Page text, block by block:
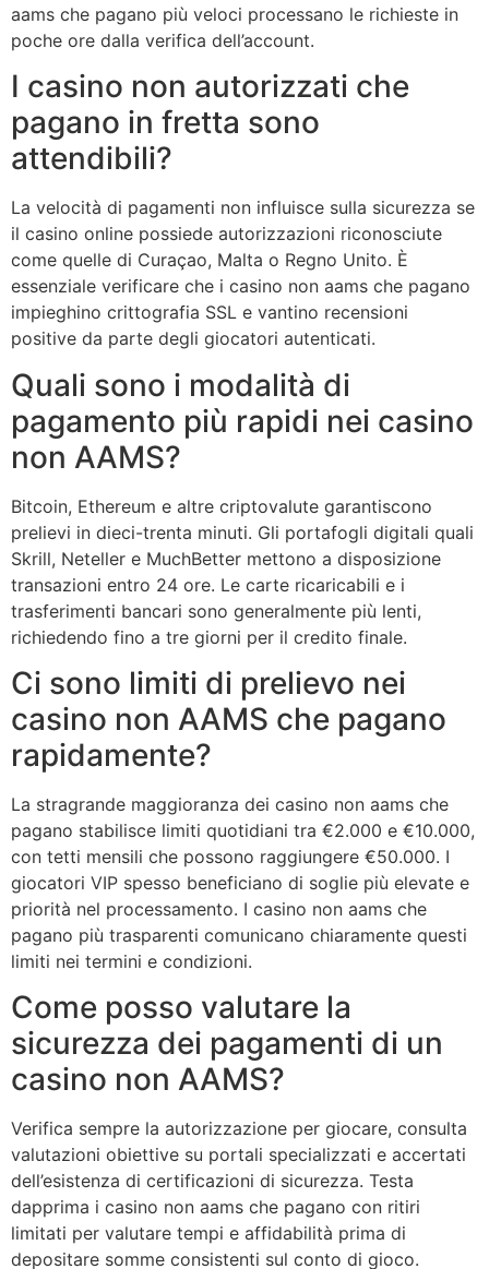
aams che pagano più veloci processano le richieste in
poche ore dalla verifica dell’account.
I casino non autorizzati che
pagano in fretta sono
attendibili?
La velocità di pagamenti non influisce sulla sicurezza se
il casino online possiede autorizzazioni riconosciute
come quelle di Curaçao, Malta o Regno Unito. È
essenziale verificare che i casino non aams che pagano
impieghino crittografia SSL e vantino recensioni
positive da parte degli giocatori autenticati.
Quali sono i modalità di
pagamento più rapidi nei casino
non AAMS?
Bitcoin, Ethereum e altre criptovalute garantiscono
prelievi in dieci-trenta minuti. Gli portafogli digitali quali
Skrill, Neteller e MuchBetter mettono a disposizione
transazioni entro 24 ore. Le carte ricaricabili e i
trasferimenti bancari sono generalmente più lenti,
richiedendo fino a tre giorni per il credito finale.
Ci sono limiti di prelievo nei
casino non AAMS che pagano
rapidamente?
La stragrande maggioranza dei casino non aams che
pagano stabilisce limiti quotidiani tra €2.000 e €10.000,
con tetti mensili che possono raggiungere €50.000. I
giocatori VIP spesso beneficiano di soglie più elevate e
priorità nel processamento. I casino non aams che
pagano più trasparenti comunicano chiaramente questi
limiti nei termini e condizioni.
Come posso valutare la
sicurezza dei pagamenti di un
casino non AAMS?
Verifica sempre la autorizzazione per giocare, consulta
valutazioni obiettive su portali specializzati e accertati
dell’esistenza di certificazioni di sicurezza. Testa
dapprima i casino non aams che pagano con ritiri
limitati per valutare tempi e affidabilità prima di
depositare somme consistenti sul conto di gioco.